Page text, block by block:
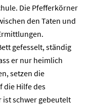
Die Pfefferkörner
den Taten und
gefesselt, ständig
er nur heimlich
setzen die
die Hilfe des
ist schwer gebeutelt